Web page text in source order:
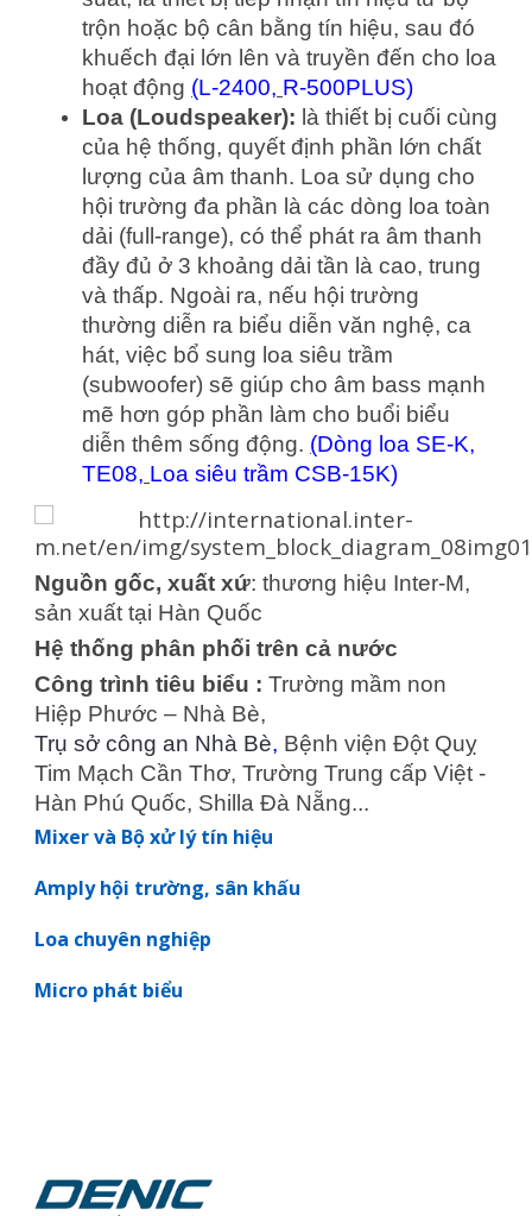
trộn hoặc bộ cân bằng tín hiệu, sau đó
khuếch đại lớn lên và truyền đến cho loa
hoạt động (L-2400, R-500PLUS)
Loa (Loudspeaker): là thiết bị cuối cùng
của hệ thống, quyết định phần lớn chất
lượng của âm thanh. Loa sử dụng cho
hội trường đa phần là các dòng loa toàn
dải (full-range), có thể phát ra âm thanh
đầy đủ ở 3 khoảng dải tần là cao, trung
và thấp. Ngoài ra, nếu hội trường
thường diễn ra biểu diễn văn nghệ, ca
hát, việc bổ sung loa siêu trầm
(subwoofer) sẽ giúp cho âm bass mạnh
mẽ hơn góp phần làm cho buổi biểu
diễn thêm sống động. (Dòng loa SE-K,
TE08, Loa siêu trầm CSB-15K)
Nguồn gốc, xuất xứ: thương hiệu Inter-M,
sản xuất tại Hàn Quốc
Hệ thống phân phối trên cả nước
Công trình tiêu biểu : Trường mầm non
Hiệp Phước – Nhà Bè,
Trụ sở công an Nhà Bè, Bệnh viện Đột Quỵ
Tim Mạch Cần Thơ, Trường Trung cấp Việt -
Hàn Phú Quốc, Shilla Đà Nẵng...
Mixer và Bộ xử lý tín hiệu
Amply hội trường, sân khấu
Loa chuyên nghiệp
Micro phát biểu